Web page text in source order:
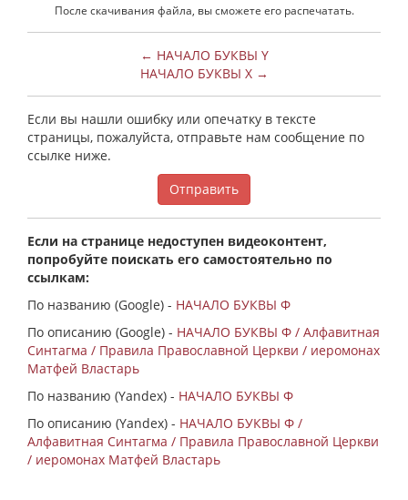
После скачивания файла, вы сможете его распечатать.
← НАЧАЛО БУКВЫ Y
НАЧАЛО БУКВЫ Χ →
Если вы нашли ошибку или опечатку в тексте
страницы, пожалуйста, отправьте нам сообщение по
ссылке ниже.
Отправить
Если на странице недоступен видеоконтент,
попробуйте поискать его самостоятельно по
ссылкам:
По названию (Google) - НАЧАЛО БУКВЫ Φ
По описанию (Google) - НАЧАЛО БУКВЫ Φ / Алфавитная
Синтагма / Правила Православной Церкви / иеромонах
Матфей Властарь
По названию (Yandex) - НАЧАЛО БУКВЫ Φ
По описанию (Yandex) - НАЧАЛО БУКВЫ Φ /
Алфавитная Синтагма / Правила Православной Церкви
/ иеромонах Матфей Властарь